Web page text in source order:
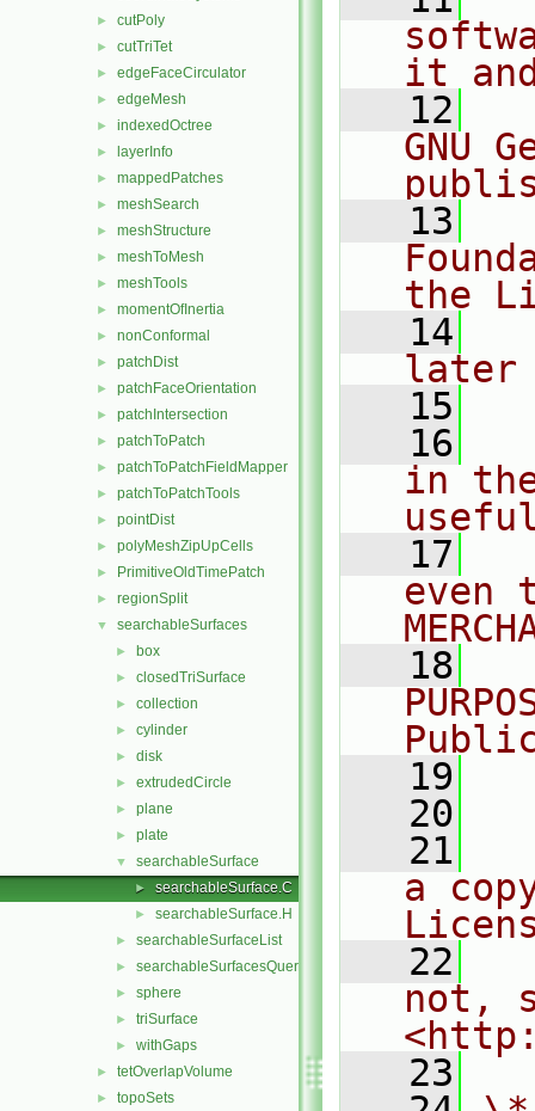
► cutPoly
► cutTriTet
► edgeFaceCirculator
► edgeMesh
► indexedOctree
► layerInfo
► mappedPatches
► meshSearch
► meshStructure
► meshToMesh
► meshTools
► momentOfInertia
► nonConformal
► patchDist
► patchFaceOrientation
► patchIntersection
► patchToPatch
► patchToPatchFieldMapper
► patchToPatchTools
► pointDist
► polyMeshZipUpCells
► PrimitiveOldTimePatch
► regionSplit
▼ searchableSurfaces
► box
► closedTriSurface
► collection
► cylinder
► disk
► extrudedCircle
► plane
► plate
▼ searchableSurface
► searchableSurface.C
► searchableSurface.H
► searchableSurfaceList
► searchableSurfacesQueries
► sphere
► triSurface
► withGaps
► tetOverlapVolume
► topoSets
it
   12
GNU
   13
the
   14
later
   15
   16
in
   17
even
   18
   19
   20
   21
a
   22
not,
   23